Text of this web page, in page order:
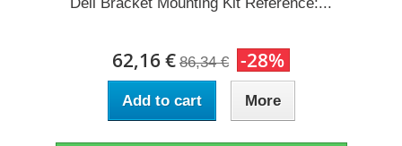
62,16 € 86,34 € -28%
Add to cart More